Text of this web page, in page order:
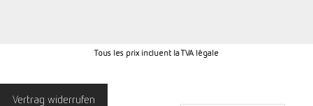
Tous les prix incluent la TVA légale
Vertrag widerrufen